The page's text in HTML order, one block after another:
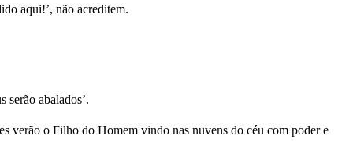
aqui!’, não acreditem.
serão abalados’.
verão o Filho do Homem vindo nas nuvens do céu com poder e